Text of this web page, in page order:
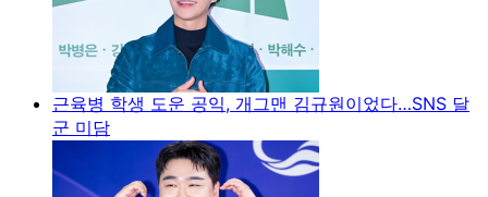
근육병 학생 도운 공익, 개그맨 김규원이었다…SNS 달
군 미담